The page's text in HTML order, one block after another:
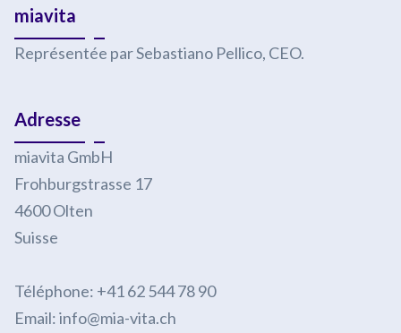
miavita
Représentée par Sebastiano Pellico, CEO.
Adresse
miavita GmbH
Frohburgstrasse 17
4600 Olten
Suisse
Téléphone: +41 62 544 78 90
Email: info@mia-vita.ch